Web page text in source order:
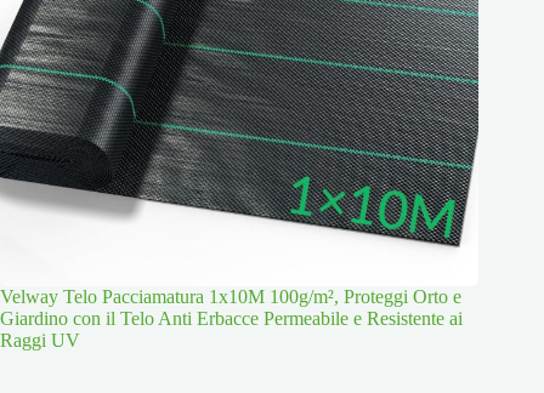
Velway Telo Pacciamatura 1x10M 100g/m², Proteggi Orto e
Giardino con il Telo Anti Erbacce Permeabile e Resistente ai
Raggi UV